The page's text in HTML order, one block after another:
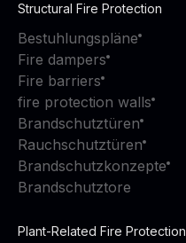
Structural Fire Protection
Bestuhlungspläne
Fire dampers
Fire barriers
fire protection walls
Brandschutztüren
Rauchschutztüren
Brandschutzkonzepte
Brandschutztore
Plant-Related Fire Protection